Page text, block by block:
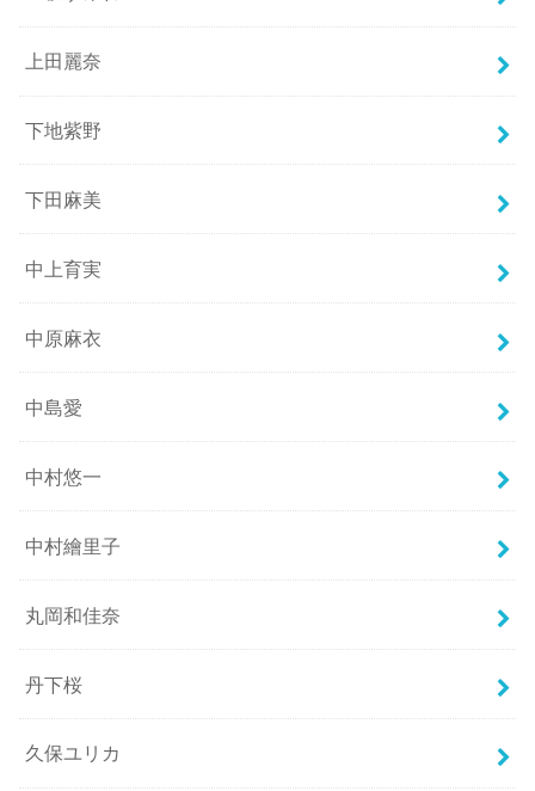
上田麗奈
下地紫野
下田麻美
中上育実
中原麻衣
中島愛
中村悠一
中村繪里子
丸岡和佳奈
丹下桜
久保ユリカ